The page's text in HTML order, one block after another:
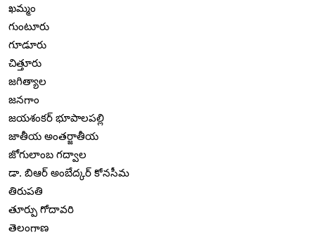
ఖమ్మం
గుంటూరు
గూడూరు
చిత్తూరు
జగిత్యాల
జనగాం
జయశంకర్ భూపాలపల్లి
జాతీయ అంతర్జాతీయ
జోగులాంబ గద్వాల
డా. బిఆర్ అంబేద్కర్ కోనసీమ
తిరుపతి
తూర్పు గోదావరి
తెలంగాణ